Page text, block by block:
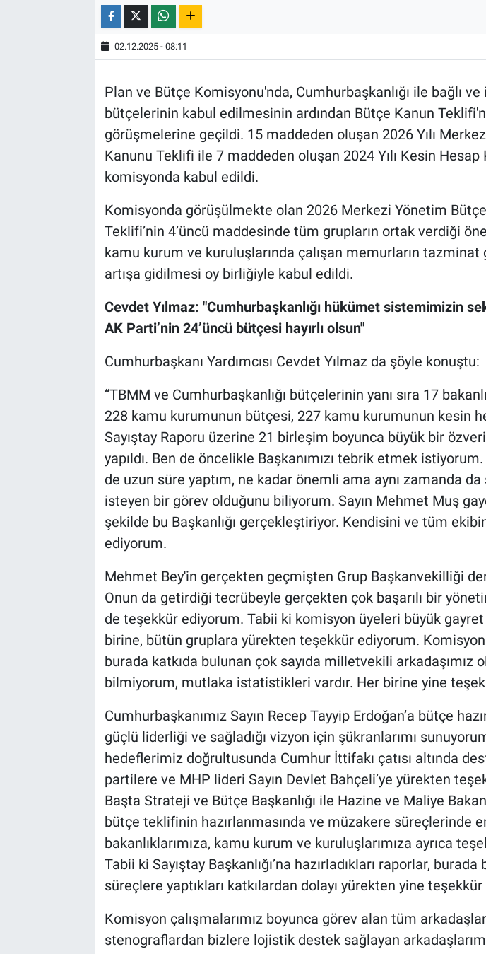
02.12.2025 - 08:11
Plan ve Bütçe Komisyonu'nda, Cumhurbaşkanlığı ile bağlı
bütçelerinin kabul edilmesinin ardından Bütçe Kanun
görüşmelerine geçildi. 15 maddeden oluşan 2026 Yılı
Kanunu Teklifi ile 7 maddeden oluşan 2024 Yılı Kesin
komisyonda kabul edildi.
Komisyonda görüşülmekte olan 2026 Merkezi Yönetim
Teklifi’nin 4’üncü maddesinde tüm grupların ortak verdiği
kamu kurum ve kuruluşlarında çalışan memurların
artışa gidilmesi oy birliğiyle kabul edildi.
Cevdet Yılmaz: "Cumhurbaşkanlığı hükümet sistemimizin
AK Parti’nin 24’üncü bütçesi hayırlı olsun"
Cumhurbaşkanı Yardımcısı Cevdet Yılmaz da şöyle konuştu:
“TBMM ve Cumhurbaşkanlığı bütçelerinin yanı sıra 17
228 kamu kurumunun bütçesi, 227 kamu kurumunun kesin
Sayıştay Raporu üzerine 21 birleşim boyunca büyük bir
yapıldı. Ben de öncelikle Başkanımızı tebrik etmek
de uzun süre yaptım, ne kadar önemli ama aynı zamanda
isteyen bir görev olduğunu biliyorum. Sayın Mehmet Muş
şekilde bu Başkanlığı gerçekleştiriyor. Kendisini ve tüm
ediyorum.
Mehmet Bey'in gerçekten geçmişten Grup Başkanvekilliği
Onun da getirdiği tecrübeyle gerçekten çok başarılı bir
de teşekkür ediyorum. Tabii ki komisyon üyeleri büyük
birine, bütün gruplara yürekten teşekkür ediyorum. Komisyon
burada katkıda bulunan çok sayıda milletvekili arkadaşımız
bilmiyorum, mutlaka istatistikleri vardır. Her birine yine
Cumhurbaşkanımız Sayın Recep Tayyip Erdoğan’a bütçe
güçlü liderliği ve sağladığı vizyon için şükranlarımı
hedeflerimiz doğrultusunda Cumhur İttifakı çatısı altında
partilere ve MHP lideri Sayın Devlet Bahçeli’ye yürekten
Başta Strateji ve Bütçe Başkanlığı ile Hazine ve Maliye
bütçe teklifinin hazırlanmasında ve müzakere süreçlerinde
bakanlıklarımıza, kamu kurum ve kuruluşlarımıza ayrıca
Tabii ki Sayıştay Başkanlığı’na hazırladıkları raporlar, burada
süreçlere yaptıkları katkılardan dolayı yürekten yine
Komisyon çalışmalarımız boyunca görev alan tüm
stenograflardan bizlere lojistik destek sağlayan